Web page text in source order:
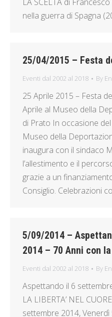
nella guerra di Spagna
25/04/2015 – Festa
Eventi dal 2002 al 2018 By
25 Aprile 2015 – Festa
Aprile al Museo della
di Prato In occasione
Museo della
inaugura con il sindaco
l’allestimento e il
grazie a un
Consiglio. Celebrazioni
5/09/2014 –
2014 – 70 Anni con
Eventi dal 2002 al 2018 By
Aspettando il 6
LA LIBERTA’ NEL
settembre 2014,